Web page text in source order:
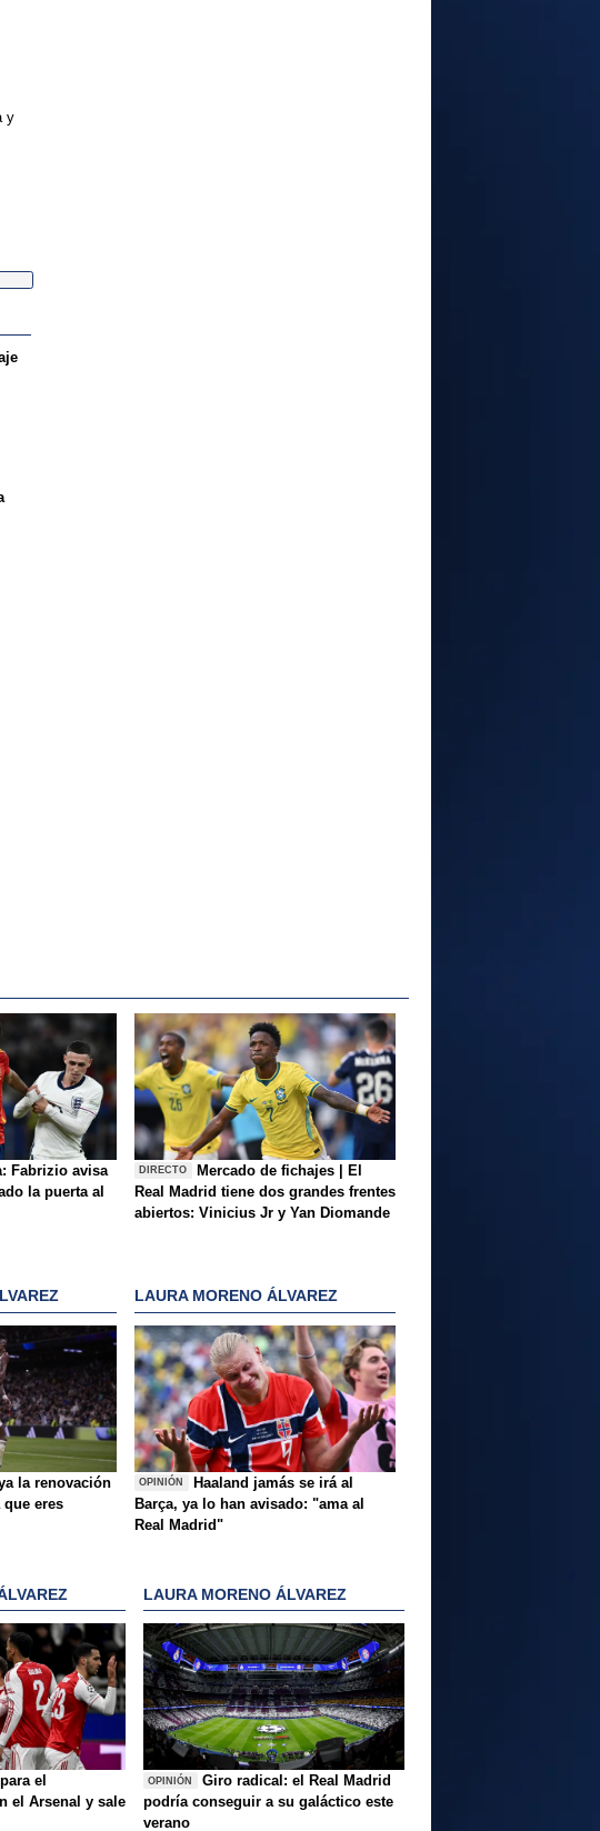
y
Fabrizio avisa
la puerta al
DIRECTO
Mercado de fichajes | El
Real Madrid tiene dos grandes frentes
abiertos: Vinicius Jr y Yan Diomande
la renovación
que eres
LAURA MORENO ÁLVAREZ
OPINIÓN
Haaland jamás se irá al
Barça, ya lo han avisado: "ama al
Real Madrid"
el
el Arsenal y sale
LAURA MORENO ÁLVAREZ
OPINIÓN
Giro radical: el Real Madrid
podría conseguir a su galáctico este
verano